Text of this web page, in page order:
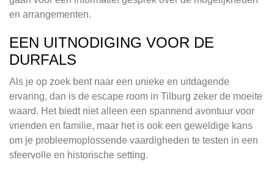
en arrangementen.
EEN UITNODIGING VOOR DE
DURFALS
Als je op zoek bent naar een unieke en uitdagende
ervaring, dan is de escape room in Tilburg zeker de moeite
waard. Het biedt niet alleen een spannend avontuur voor
vrienden en familie, maar het is ook een geweldige kans
om je probleemoplossende vaardigheden te testen in een
sfeervolle en historische setting.